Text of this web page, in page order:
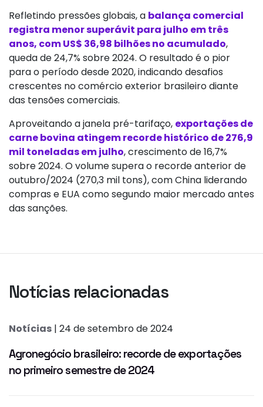
Refletindo pressões globais, a balança comercial
registra menor superávit para julho em três
anos, com US$ 36,98 bilhões no acumulado,
queda de 24,7% sobre 2024. O resultado é o pior
para o período desde 2020, indicando desafios
crescentes no comércio exterior brasileiro diante
das tensões comerciais.
Aproveitando a janela pré-tarifaço, exportações de
carne bovina atingem recorde histórico de 276,9
mil toneladas em julho, crescimento de 16,7%
sobre 2024. O volume supera o recorde anterior de
outubro/2024 (270,3 mil tons), com China liderando
compras e EUA como segundo maior mercado antes
das sanções.
Notícias relacionadas
Notícias | 24 de setembro de 2024
Agronegócio brasileiro: recorde de exportações
no primeiro semestre de 2024